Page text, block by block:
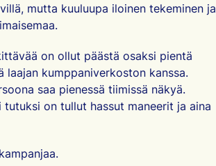
mutta kuuluupa iloinen tekeminen ja
on ollut päästä osaksi pientä
kumppaniverkoston kanssa.
saa pienessä tiimissä näkyä.
on tullut hassut maneerit ja aina